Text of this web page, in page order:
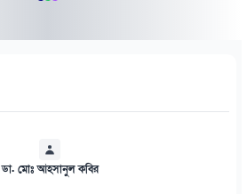
ডা. মোঃ আহসানুল কবির